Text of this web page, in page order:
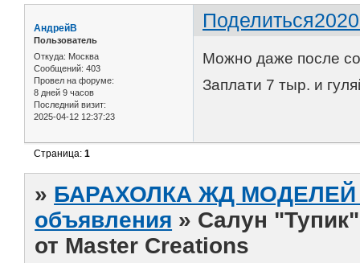
Поделиться
АндрейВ
Пользователь
Откуда: Москва
Сообщений: 403
Провел на форуме:
8 дней 9 часов
Последний визит:
2025-04-12 12:37:23
Можно даже после
Заплати 7 тыр. и
Страница:1
» БАРАХОЛКА ЖД МОДЕЛЕЙ
объявления » Салун
от Master Creations